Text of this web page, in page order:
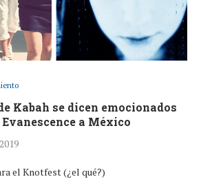
Kabah se dicen emocionados
a México
el Knotfest (¿el qué?)